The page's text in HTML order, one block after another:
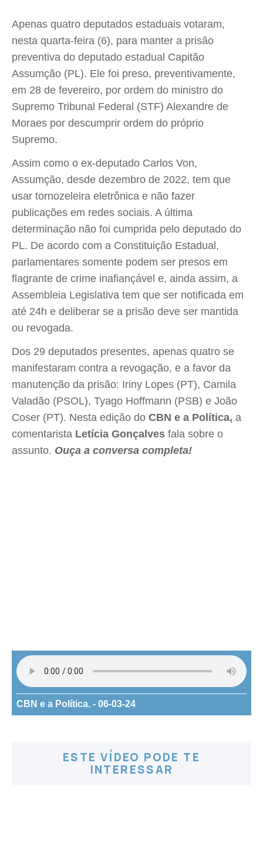
Apenas quatro deputados estaduais votaram,
nesta quarta-feira (6), para manter a prisão
preventiva do deputado estadual Capitão
Assumção (PL). Ele foi preso, preventivamente,
em 28 de fevereiro, por ordem do ministro do
Supremo Tribunal Federal (STF) Alexandre de
Moraes por descumprir ordem do próprio
Supremo.
Assim como o ex-deputado Carlos Von,
Assumção, desde dezembro de 2022, tem que
usar tornozeleira eletrônica e não fazer
publicações em redes sociais. A última
determinação não foi cumprida pelo deputado do
PL. De acordo com a Constituição Estadual,
parlamentares somente podem ser presos em
flagrante de crime inafiançável e, ainda assim, a
Assembleia Legislativa tem que ser notificada em
até 24h e deliberar se a prisão deve ser mantida
ou revogada.
Dos 29 deputados presentes, apenas quatro se
manifestaram contra a revogação, e a favor da
manutenção da prisão: Iriny Lopes (PT), Camila
Valadão (PSOL), Tyago Hoffmann (PSB) e João
Coser (PT). Nesta edição do CBN e a Política, a
comentarista Letícia Gonçalves fala sobre o
assunto. Ouça a conversa completa!
CBN e a Política. - 06-03-24
ESTE VÍDEO PODE TE
INTERESSAR